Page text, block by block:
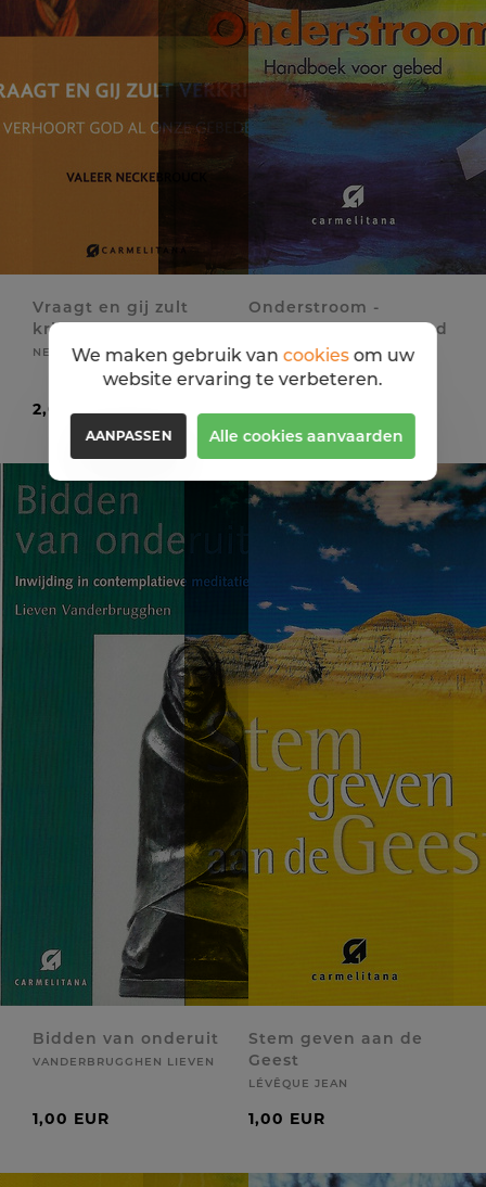
Vraagt en gij zult
krijgen
NECKEBROUCK VALEER
2,00 EUR
Onderstroom -
Handboek voor gebed
1
NOYEN CARLOS
3,00 EUR
Bidden van onderuit
VANDERBRUGGHEN LIEVEN
1,00 EUR
Stem geven aan de
Geest
LÉVÊQUE JEAN
1,00 EUR
We maken gebruik van cookiesom uw
website ervaring te verbeteren.
AANPASSEN Alle cookies aanvaarden